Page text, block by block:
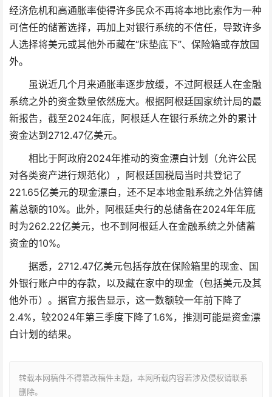
经济危机和高通胀率使得许多民众不再将本地比索作为一种
可信任的储蓄选择，再加上对银行系统的不信任，导致许多
人选择将美元或其他外币藏在“床垫底下”、保险箱或存放国
外。
虽说近几个月来通胀率逐步放缓，不过阿根廷人在金融
系统之外的资金数量依然庞大。根据阿根廷国家统计局的最
新报告，截至2024年底，阿根廷人在银行系统之外的累计
资金达到2712.47亿美元。
相比于阿政府2024年推动的资金漂白计划（允许公民
对各类资产进行规范化），阿根廷国税局当时共登记了
221.65亿美元的现金漂白，还不足本地金融系统之外估算储
蓄总额的10%。此外，阿根廷央行的总储备在2024年年底
时为262.22亿美元，也不到阿根廷人在金融系统之外储蓄
资金的10%。
据悉，2712.47亿美元包括存放在保险箱里的现金、国
外银行账户中的存款，以及藏在家中的现金（包括美元及其
他外币）。据官方报告显示，这一数额较一年前下降了
2.4%，较2024年第三季度下降了1.6%，推测可能是资金漂
白计划的结果。
转载本网稿件不得篡改稿件主题，本网所载内容若涉及侵权请联系
删除。